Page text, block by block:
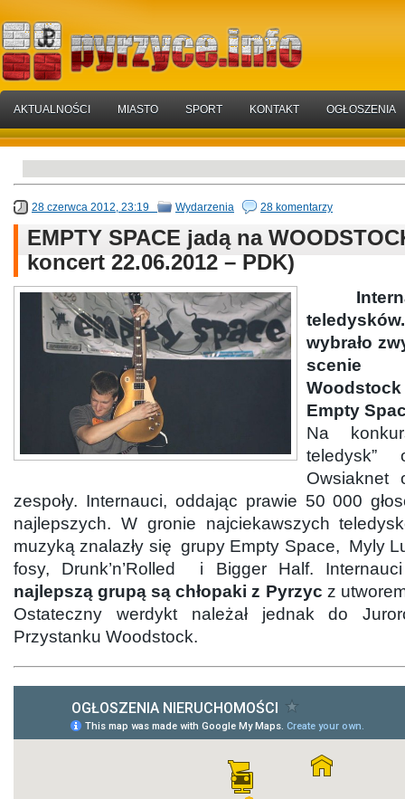
AKTUALNOŚCI MIASTO SPORT KONTAKT OGŁOSZENIA
28 czerwca 2012, 23:19 Wydarzenia 28 komentarzy
EMPTY SPACE jadą na
koncert 22.06.2012 – PDK)
wybrało
scenie
Empty
Na
teledysk”
Owsiaknet
zespoły. Internauci, oddając prawie 50 000
najlepszych. W gronie najciekawszych
muzyką znalazły się grupy Empty Space, Myly
fosy, Drunk’n’Rolled i Bigger Half.
najlepszą grupą są chłopaki z Pyrzyc z
Ostateczny werdykt należał jednak do
Przystanku Woodstock.